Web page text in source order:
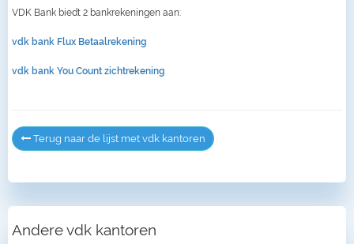
VDK Bank biedt 2 bankrekeningen aan:
vdk bank Flux Betaalrekening
vdk bank You Count zichtrekening
Terug naar de lijst met vdk kantoren
Andere vdk kantoren